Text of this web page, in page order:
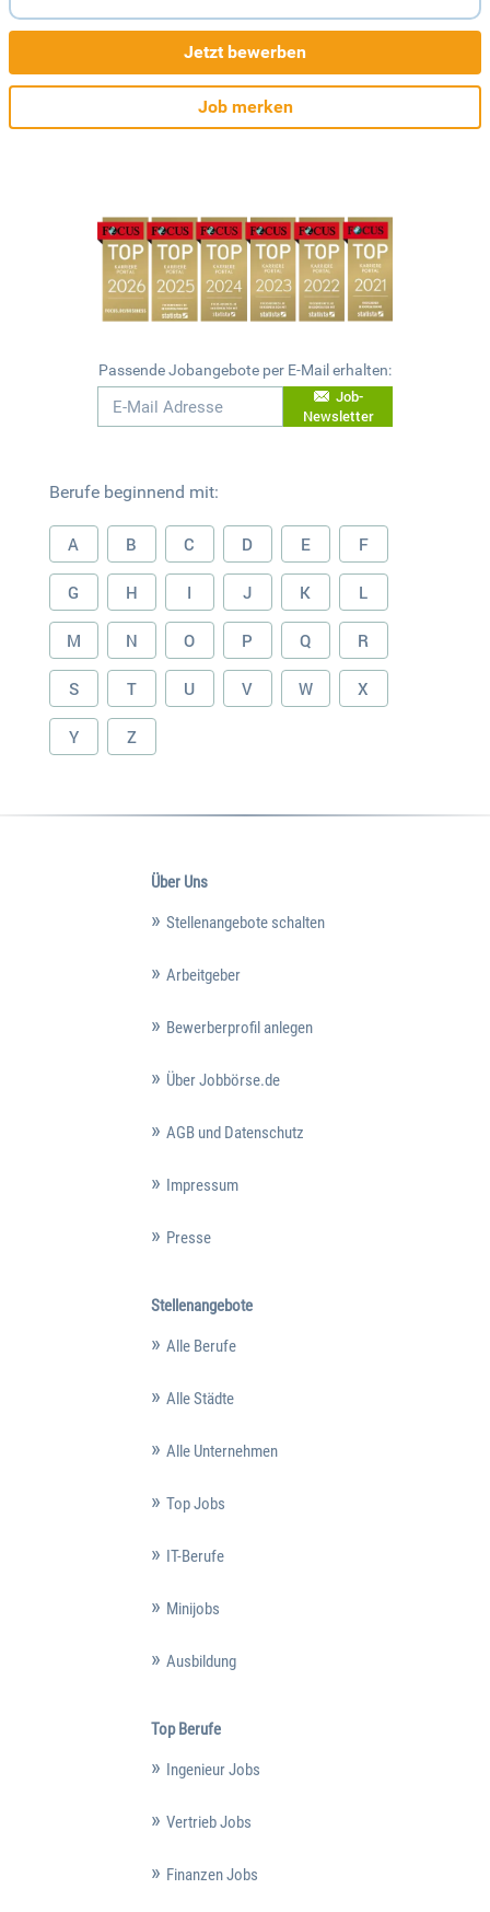
Jetzt bewerben
Job merken
Passende Jobangebote per E-Mail erhalten:
Job-
Newsletter
Berufe beginnend mit:
A B C D E F
G H I J K L
M N O P Q R
S T U V W X
Y Z
Über Uns
Stellenangebote schalten
Arbeitgeber
Bewerberprofil anlegen
Über Jobbörse.de
AGB und Datenschutz
Impressum
Presse
Stellenangebote
Alle Berufe
Alle Städte
Alle Unternehmen
Top Jobs
IT-Berufe
Minijobs
Ausbildung
Top Berufe
Ingenieur Jobs
Vertrieb Jobs
Finanzen Jobs